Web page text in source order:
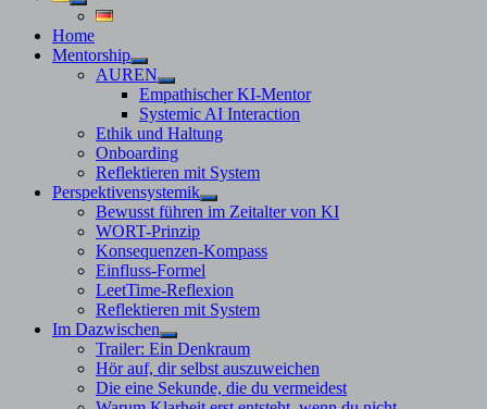
Untermenü
anzeigen
Home
Mentorship
Untermenü
anzeigen
AUREN
Untermenü
anzeigen
Empathischer KI-Mentor
Systemic AI Interaction
Ethik und Haltung
Onboarding
Reflektieren mit System
Perspektivensystemik
Untermenü
anzeigen
Bewusst führen im Zeitalter von KI
WORT-Prinzip
Konsequenzen-Kompass
Einfluss-Formel
LeetTime-Reflexion
Reflektieren mit System
Im Dazwischen
Untermenü
anzeigen
Trailer: Ein Denkraum
Hör auf, dir selbst auszuweichen
Die eine Sekunde, die du vermeidest